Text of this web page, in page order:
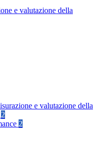
e valutazione della
e valutazione della
2
2